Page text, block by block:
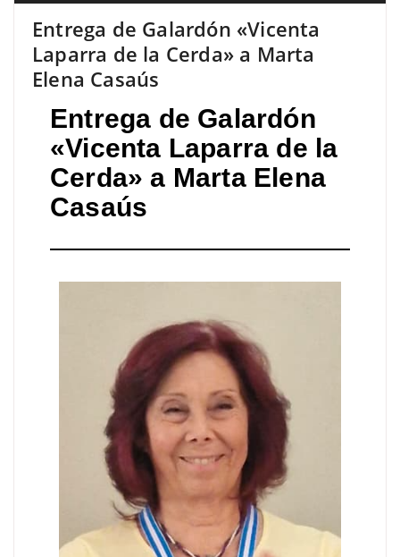
Entrega de Galardón «Vicenta
Laparra de la Cerda» a Marta
Elena Casaús
Entrega de Galardón
«Vicenta Laparra de la
Cerda» a Marta Elena
Casaús